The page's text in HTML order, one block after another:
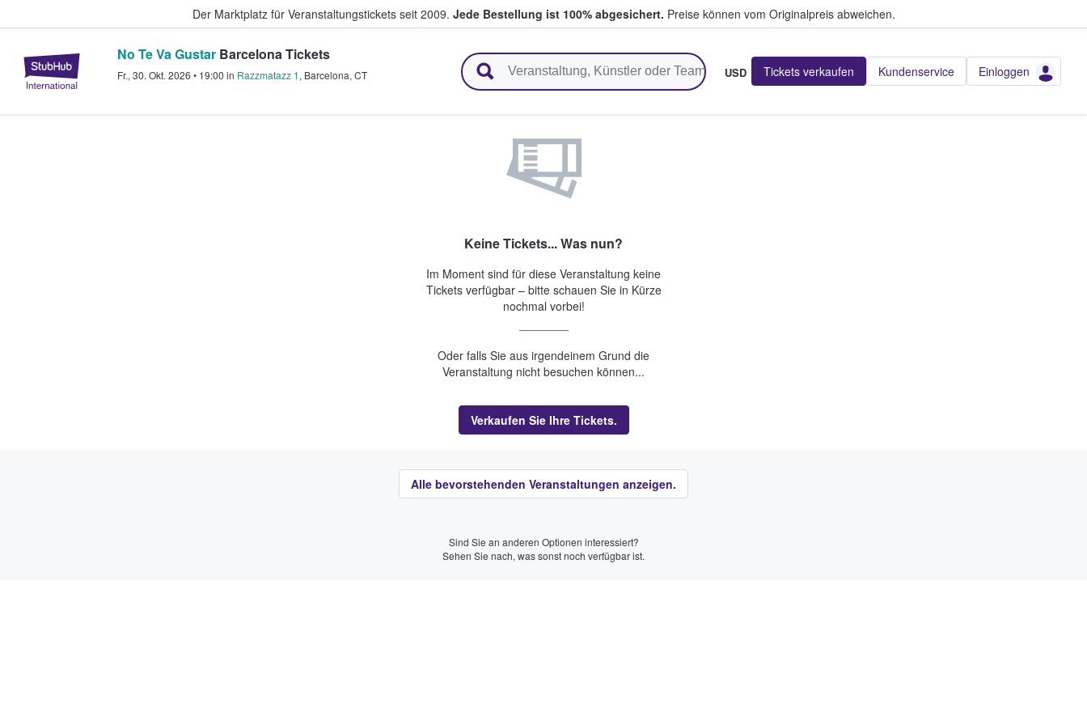
Der Marktplatz für Veranstaltungstickets seit 2009. Jede Bestellung ist 100% abgesichert. Preise können vom Originalpreis abweichen.
StubHub - Wo Fans Tickets kaufen & verkaufen
No Te Va Gustar Barcelona Tickets
Fr., 30. Okt. 2026 • 19:00 in Razzmatazz 1, Barcelona, CT USD Tickets verkaufen Kundenservice Einloggen
Keine Tickets... Was nun?
Im Moment sind für diese Veranstaltung keine
Tickets verfügbar – bitte schauen Sie in Kürze
nochmal vorbei!
Oder falls Sie aus irgendeinem Grund die
Veranstaltung nicht besuchen können...
Verkaufen Sie Ihre Tickets.
Alle bevorstehenden Veranstaltungen anzeigen.
Sind Sie an anderen Optionen interessiert?
Sehen Sie nach, was sonst noch verfügbar ist.